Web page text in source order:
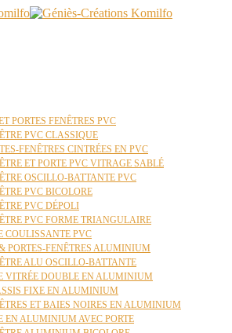
PORTES FENÊTRES PVC
PVC CLASSIQUE
FENÊTRES CINTRÉES EN PVC
ET PORTE PVC VITRAGE SABLÉ
OSCILLO-BATTANTE PVC
PVC BICOLORE
PVC DÉPOLI
PVC FORME TRIANGULAIRE
COULISSANTE PVC
PORTES-FENÊTRES ALUMINIUM
ALU OSCILLO-BATTANTE
VITRÉE DOUBLE EN ALUMINIUM
FIXE EN ALUMINIUM
ET BAIES NOIRES EN ALUMINIUM
EN ALUMINIUM AVEC PORTE